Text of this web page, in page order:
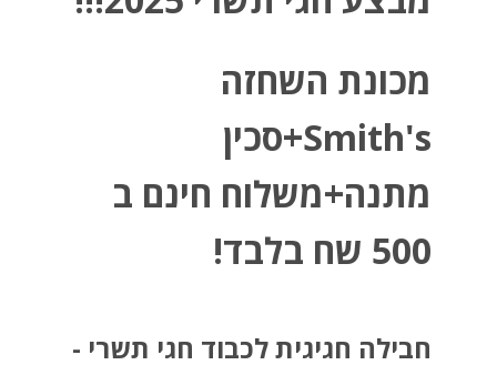
מכונת השחזה
Smith's+סכין
מתנה+משלוח חינם ב
500 שח בלבד!
חבילה חגיגית לכבוד חגי תשרי -